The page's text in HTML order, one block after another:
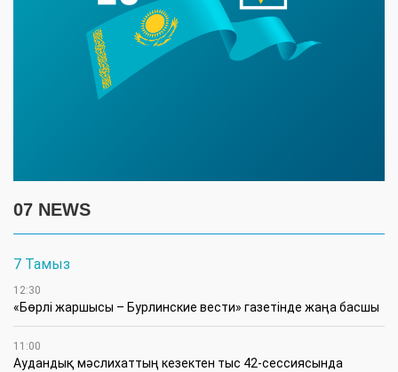
07 NEWS
7 Тамыз
12:30
«Бөрлі жаршысы – Бурлинские вести» газетінде жаңа басшы
11:00
Аудандық мәслихаттың кезектен тыс 42-сессиясында